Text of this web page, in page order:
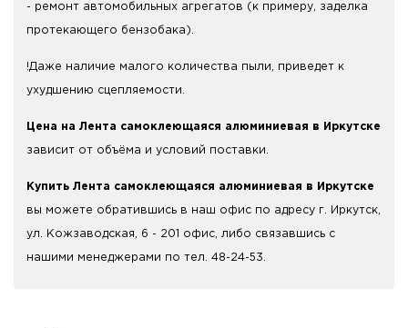
- ремонт автомобильных агрегатов (к примеру, заделка
протекающего бензобака).
!Даже наличие малого количества пыли, приведет к
ухудшению сцепляемости.
Цена на Лента самоклеющаяся алюминиевая в Иркутске
зависит от объёма и условий поставки.
Купить Лента самоклеющаяся алюминиевая в Иркутске
вы можете обратившись в наш офис по адресу г. Иркутск,
ул. Кожзаводская, 6 - 201 офис, либо связавшись с
нашими менеджерами по тел. 48-24-53.